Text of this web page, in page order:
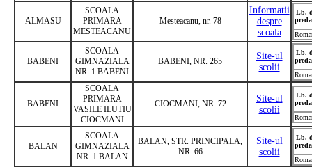
ALMASU
SCOALA
PRIMARA
MESTEACANU
Mesteacanu, nr. 78
Informatii
despre
scoala
Lb.
BABENI
SCOALA
GIMNAZIALA
NR. 1 BABENI
BABENI, NR. 265
Site-ul
scolii
Lb.
BABENI
SCOALA
PRIMARA
VASILE ILUTIU
CIOCMANI
CIOCMANI, NR. 72
Site-ul
scolii
Lb.
BALAN
SCOALA
GIMNAZIALA
NR. 1 BALAN
BALAN, STR. PRINCIPALA,
NR. 66
Site-ul
scolii
Lb.